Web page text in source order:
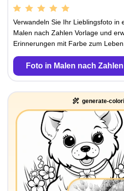
Verwandeln Sie Ihr Lieblingsfoto in
Malen nach Zahlen Vorlage und
Erinnerungen mit Farbe zum Leben.
Foto in Malen nach
generate-